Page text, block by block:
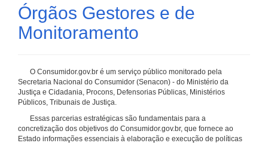
Órgãos Gestores e de
Monitoramento
O Consumidor.gov.br é um serviço público monitorado pela
Secretaria Nacional do Consumidor (Senacon) - do Ministério da
Justiça e Cidadania, Procons, Defensorias Públicas, Ministérios
Públicos, Tribunais de Justiça.
Essas parcerias estratégicas são fundamentais para a
concretização dos objetivos do Consumidor.gov.br, que fornece ao
Estado informações essenciais à elaboração e execução de políticas